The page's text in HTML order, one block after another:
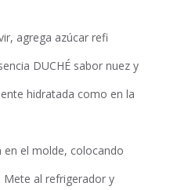
agrega azúcar refi
DUCHÉ sabor nuez y
hidratada como en la
en el molde, colocando
Mete al refrigerador y